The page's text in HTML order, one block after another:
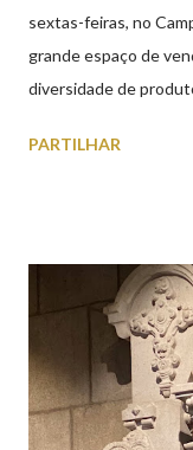
sextas-feiras, no
grande espaço de
diversidade de
cobres entre muitos
(2019.10.25) Feira
Feira Semanal em
em Viana do Castelo
Castelo (2019.10.25)
(2019.10.25)
PARTILHAR